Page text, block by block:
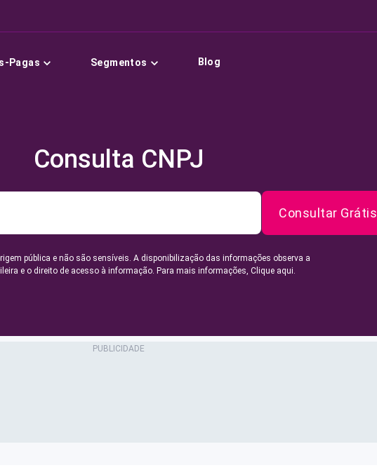
Pagas Segmentos Blog
Consulta CNPJ
Consultar Grátis
pública e não são sensíveis. A disponibilização das informações observa a
e o direito de acesso à informação. Para mais informações, Clique aqui.